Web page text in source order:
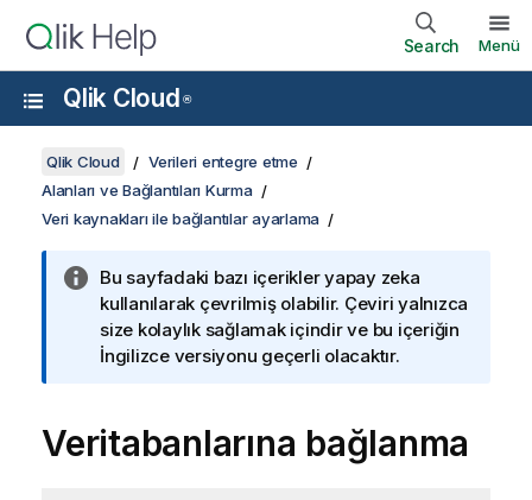
Search Menü
Qlik Cloud ®
Qlik Cloud
Verileri entegre etme
Alanları ve Bağlantıları Kurma
Veri kaynakları ile bağlantılar ayarlama
Bu sayfadaki bazı içerikler yapay zeka
kullanılarak çevrilmiş olabilir. Çeviri yalnızca
size kolaylık sağlamak içindir ve bu içeriğin
İngilizce versiyonu geçerli olacaktır.
Veritabanlarına bağlanma